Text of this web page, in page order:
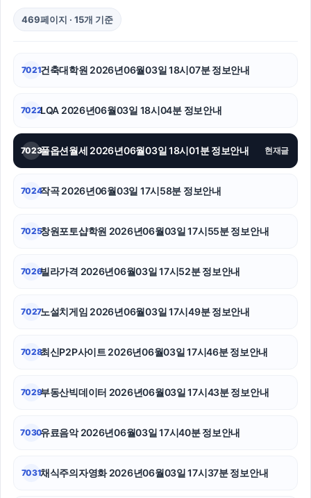
트립닷컴할인코드
김해이혼전문변호사
동탄임플란트
부산휴대폰성지
469페이지 · 15개 기준
7021건축대학원 2026년06월03일 18시07분 정보안내
7022LQA 2026년06월03일 18시04분 정보안내
7023풀옵션월세 2026년06월03일 18시01분 정보안내 현재글
7024작곡 2026년06월03일 17시58분 정보안내
7025창원포토샵학원 2026년06월03일 17시55분 정보안내
7026빌라가격 2026년06월03일 17시52분 정보안내
7027노설치게임 2026년06월03일 17시49분 정보안내
7028최신P2P사이트 2026년06월03일 17시46분 정보안내
7029부동산빅데이터 2026년06월03일 17시43분 정보안내
7030유료음악 2026년06월03일 17시40분 정보안내
7031채식주의자영화 2026년06월03일 17시37분 정보안내